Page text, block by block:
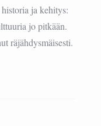
ja kehitys:
jo pitkään.
räjähdysmäisesti.